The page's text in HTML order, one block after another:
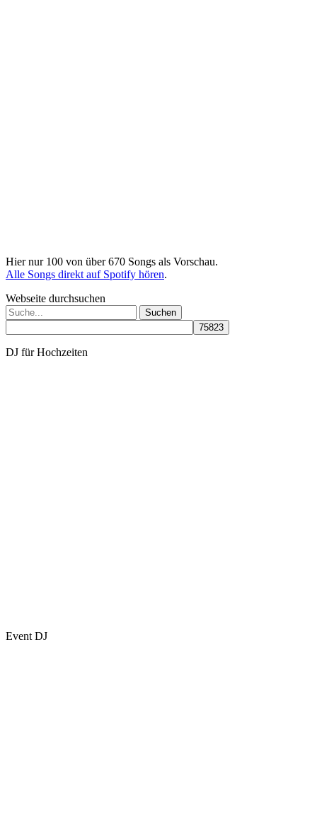
Hier nur 100 von über 670 Songs als Vorschau.
Alle Songs direkt auf Spotify hören.
Webseite durchsuchen
Suchen
nach:
DJ für Hochzeiten
Event DJ